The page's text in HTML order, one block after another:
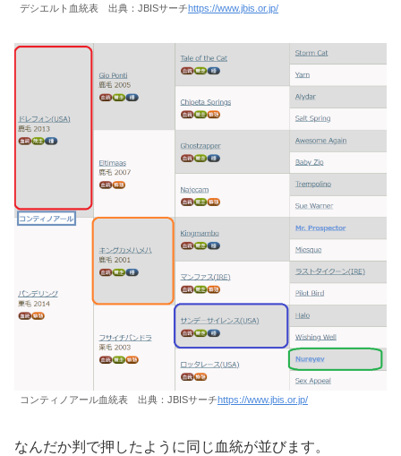
デシエルト血統表 出典：JBISサーチhttps://www.jbis.or.jp/
コンティノアール血統表 出典：JBISサーチhttps://www.jbis.or.jp/
なんだか判で押したように同じ血統が並びます。